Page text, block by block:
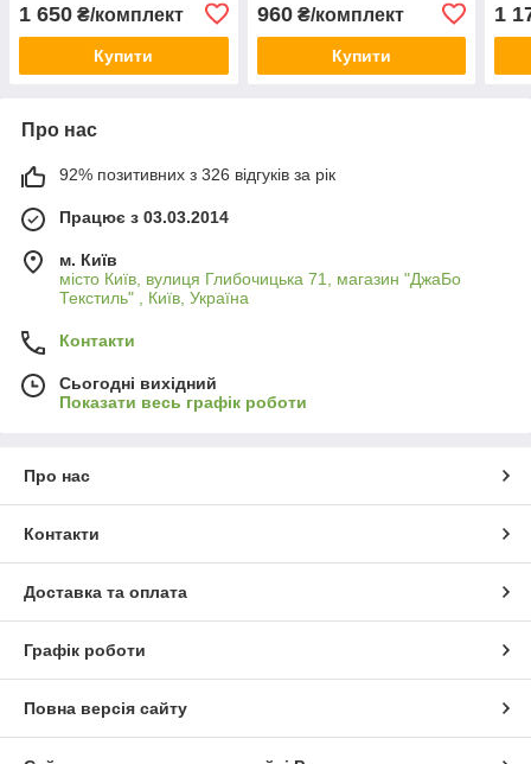
1 650 ₴/комплект
Купити
960₴/комплект
Купити
1
Про нас
92% позитивних з 326 відгуків за рік
Працює з 03.03.2014
м. Київ
місто Київ, вулиця Глибочицька 71, магазин "ДжаБо
Текстиль" , Київ, Україна
Контакти
Сьогодні вихідний
Показати весь графік роботи
Про нас
Контакти
Доставка та оплата
Графік роботи
Повна версія сайту